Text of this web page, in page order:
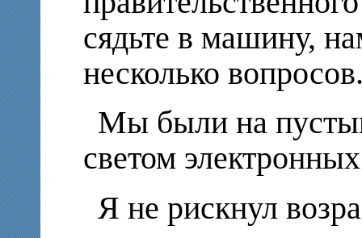
сядьте в машину,
несколько
Мы были на
светом
Я не рискнул